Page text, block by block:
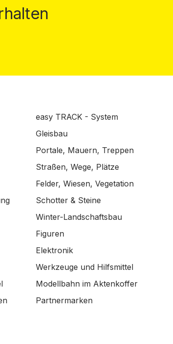
easy TRACK - System
Gleisbau
Portale, Mauern, Treppen
Straßen, Wege, Plätze
Felder, Wiesen, Vegetation
Schotter & Steine
Winter-Landschaftsbau
Figuren
Elektronik
Werkzeuge und Hilfsmittel
Modellbahn im Aktenkoffer
Partnermarken